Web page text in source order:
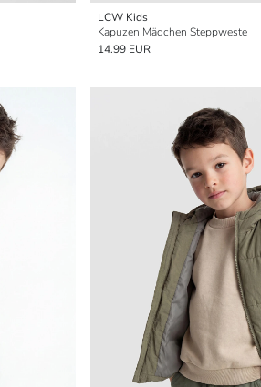
LCW Kids
Kapuzen Mädchen Steppweste
14.99 EUR